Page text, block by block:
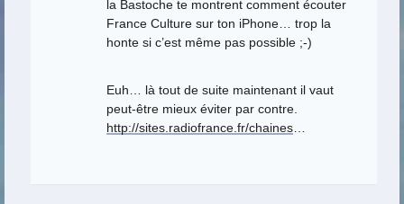
la Bastoche te montrent comment écouter
France Culture sur ton iPhone… trop la
honte si c’est même pas possible ;-)
Euh… là tout de suite maintenant il vaut
peut-être mieux éviter par contre.
http://sites.radiofrance.fr/chaines